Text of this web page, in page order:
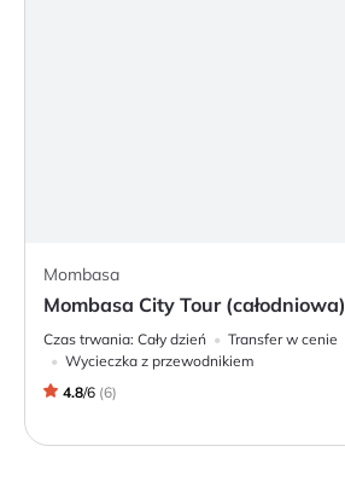
Mombasa
Mombasa City Tour (całodniowa)
Czas trwania: Cały dzień
Transfer w cenie
Wycieczka z przewodnikiem
4.8/6 (6)